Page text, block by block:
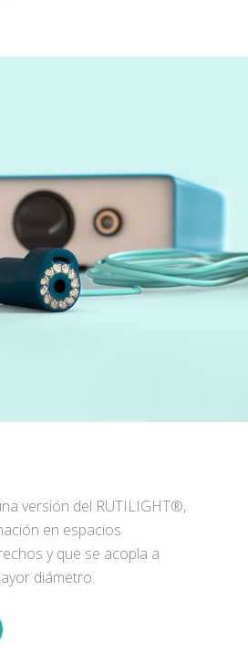
versión del RUTILIGHT®,
en espacios
y que se acopla a
diámetro.